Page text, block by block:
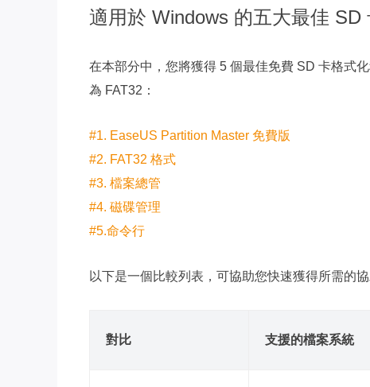
適用於 Windows 的五大最佳
在本部分中，您將獲得 5 個最佳免費 SD 卡格式
為 FAT32：
#1. EaseUS Partition Master 免費版
#2. FAT32 格式
#3. 檔案總管
#4. 磁碟管理
#5.命令行
以下是一個比較列表，可協助您快速獲得所需的協
對比 支援的檔案系統